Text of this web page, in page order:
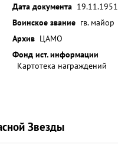
Дата документа 19.11.1951
Воинское звание гв. майор
Архив ЦАМО
Фонд ист. информации
Картотека награждений
Звезды